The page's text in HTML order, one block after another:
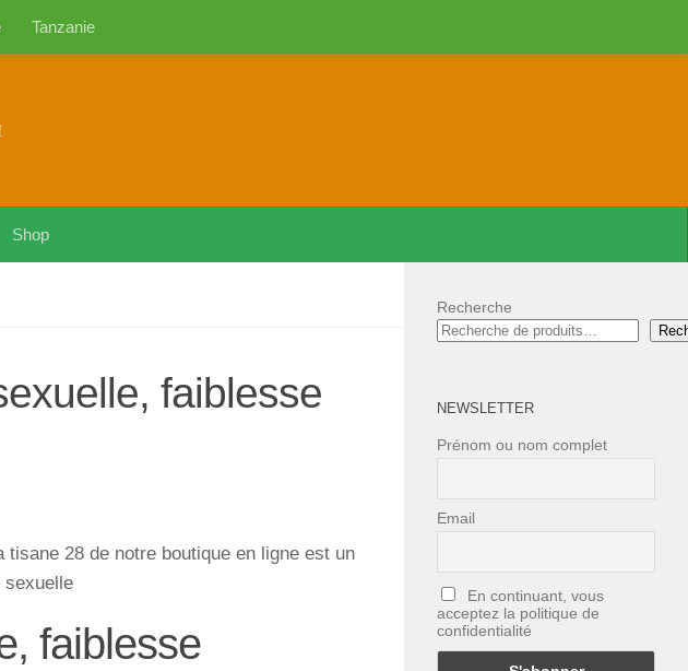
Tanzanie
Shop
faiblesse
28 de notre boutique en ligne est un
sexuelle
faiblesse
Recherche
NEWSLETTER
Prénom ou nom complet
Email
En continuant, vous
acceptez la politique de
confidentialité